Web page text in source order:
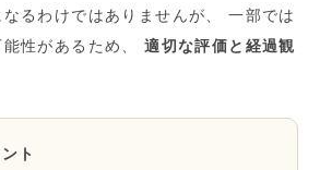
るわけではありませんが、 一部では
能性があるため、適切な評価と経過観
ト